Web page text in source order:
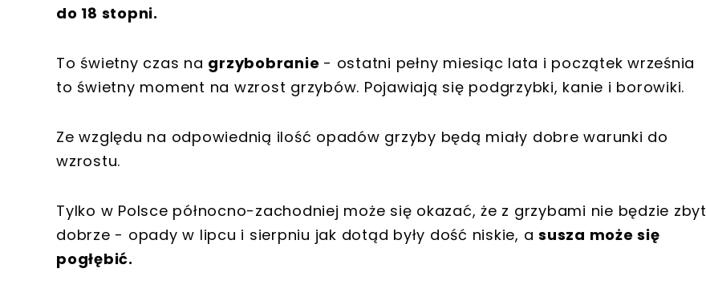
do 18 stopni.
To świetny czas na grzybobranie - ostatni pełny miesiąc lata i początek września
to świetny moment na wzrost grzybów. Pojawiają się podgrzybki, kanie i borowiki.
Ze względu na odpowiednią ilość opadów grzyby będą miały dobre warunki do
wzrostu.
Tylko w Polsce północno-zachodniej może się okazać, że z grzybami nie będzie zbyt
dobrze - opady w lipcu i sierpniu jak dotąd były dość niskie, a susza może się
pogłębić.